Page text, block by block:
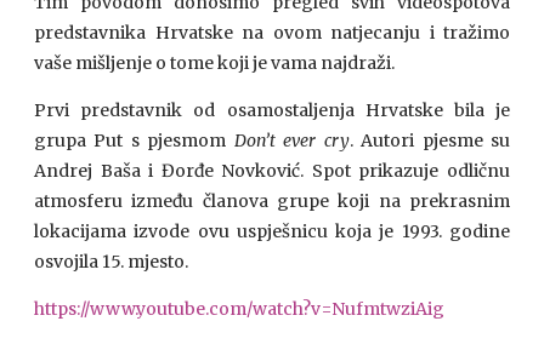
predstavnika Hrvatske na ovom natjecanju i tražimo
vaše mišljenje o tome koji je vama najdraži.
Prvi predstavnik od osamostaljenja Hrvatske bila je
grupa Put s pjesmom Don’t ever cry. Autori pjesme su
Andrej Baša i Đorđe Novković. Spot prikazuje odličnu
atmosferu između članova grupe koji na prekrasnim
lokacijama izvode ovu uspješnicu koja je 1993. godine
osvojila 15. mjesto.
https://www.youtube.com/watch?v=NufmtwziAig